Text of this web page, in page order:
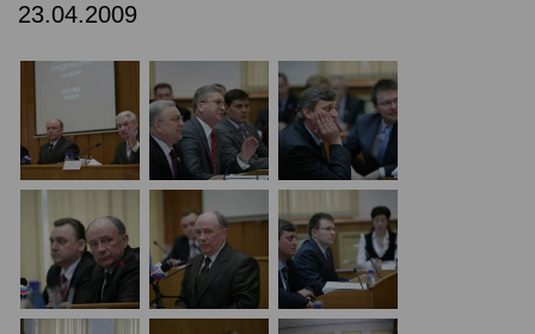
23.04.2009